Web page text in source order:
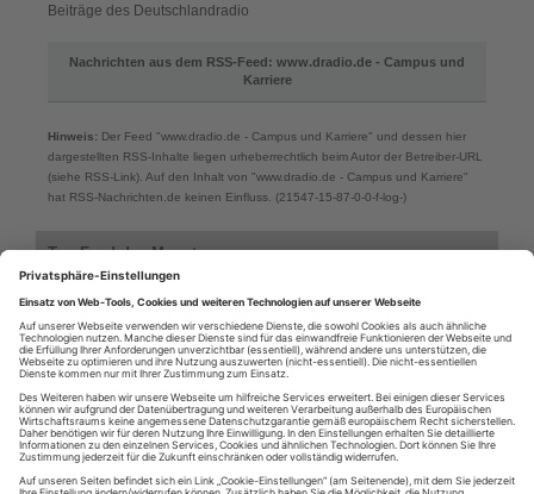
Beiträge des Deutschlandradio
Nachrichten aus dem RSS-Feed: www.dradio.de - Campus und
Karriere
Hinweis: Der Feed "www.dradio.de - Campus und Karriere" und dessen hier
dargestellten RSS-Inhalte liegen urheberrechtlich beim Autor der Betreiber-URL
(siehe RSS-Link). Auf den Inhalt von "www.dradio.de - Campus und Karriere"
hat RSS-Nachrichten.de keinen Einfluss. (21547-15-87-0-0-f-log-)
Top-Feed des Monats
Top-Feeds des Monats aus der Kategorie: Beruf & Bildung > News
www.dradio.de - Campus und Karriere
Internet-fuer-Architekten.de - Online-Magazin
bmwi.de - Aktuelles: Ausbildung und Beruf